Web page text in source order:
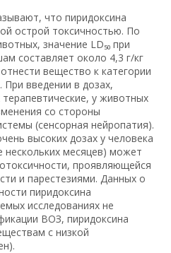
что пиридоксина
острой токсичностью. По
значение LD₅₀ при
составляет около 4,3 г/кг
вещество к категории
введении в дозах,
у животных
со стороны
(сенсорная нейропатия).
высоких дозах у человека
нескольких месяцев) может
проявляющейся
и парестезиями. Данных о
пиридоксина
исследованиях не
ВОЗ, пиридоксина
с низкой